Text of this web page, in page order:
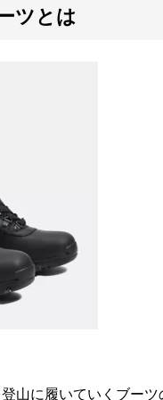
ツとは
山に履いていくブーツ